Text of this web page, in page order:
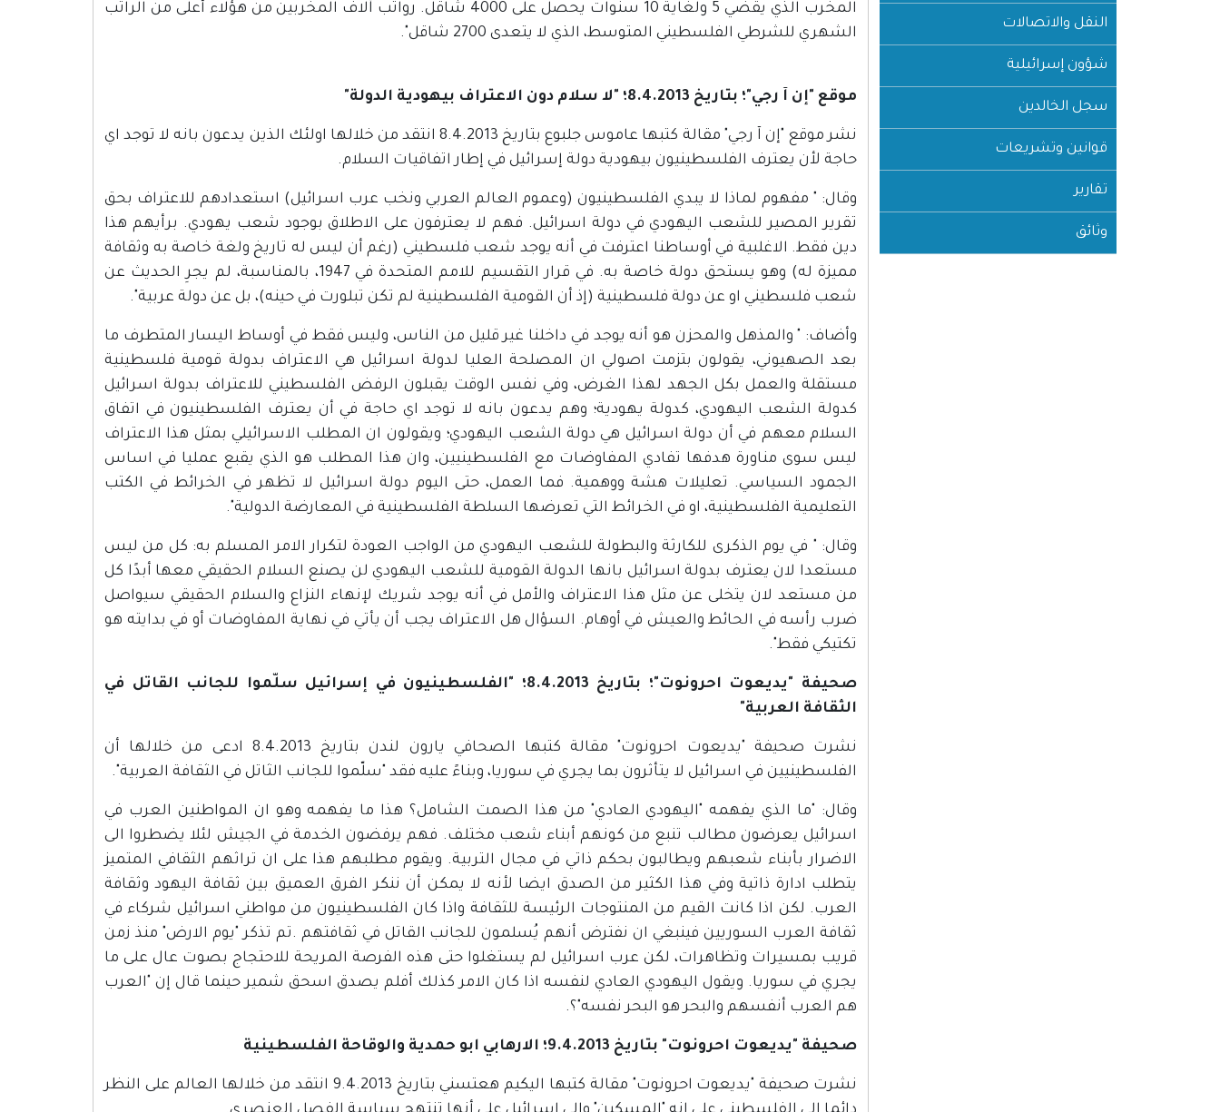
النقل والاتصالات
شؤون إسرائيلية
سجل الخالدين
قوانين وتشريعات
تقارير
وثائق
المخرب الذي يقضي 5 ولغاية 10 سنوات يحصل على 4000 شاقل. رواتب آلاف المخربين من هؤلاء أعلى من الراتب
الشهري للشرطي الفلسطيني المتوسط، الذي لا يتعدى 2700 شاقل".
موقع "إن آ رجي"؛ بتاريخ 8.4.2013؛ "لا سلام دون الاعتراف بيهودية الدولة"
نشر موقع "إن آ رجي" مقالة كتبها عاموس جلبوع بتاريخ 8.4.2013 انتقد من خلالها اولئك الذين يدعون بانه لا توجد اي
حاجة لأن يعترف الفلسطينيون بيهودية دولة إسرائيل في إطار اتفاقيات السلام.
وقال: " مفهوم لماذا لا يبدي الفلسطينيون (وعموم العالم العربي ونخب عرب اسرائيل) استعدادهم للاعتراف بحق
تقرير المصير للشعب اليهودي في دولة اسرائيل. فهم لا يعترفون على الاطلاق بوجود شعب يهودي. برأيهم هذا
دين فقط. الاغلبية في أوساطنا اعترفت في أنه يوجد شعب فلسطيني (رغم أن ليس له تاريخ ولغة خاصة به وثقافة
مميزة له) وهو يستحق دولة خاصة به. في قرار التقسيم للامم المتحدة في 1947، بالمناسبة، لم يجرِ الحديث عن
شعب فلسطيني او عن دولة فلسطينية (إذ أن القومية الفلسطينية لم تكن تبلورت في حينه)، بل عن دولة عربية".
وأضاف: " والمذهل والمحزن هو أنه يوجد في داخلنا غير قليل من الناس، وليس فقط في أوساط اليسار المتطرف ما
بعد الصهيوني، يقولون بتزمت اصولي ان المصلحة العليا لدولة اسرائيل هي الاعتراف بدولة قومية فلسطينية
مستقلة والعمل بكل الجهد لهذا الغرض، وفي نفس الوقت يقبلون الرفض الفلسطيني للاعتراف بدولة اسرائيل
كدولة الشعب اليهودي، كدولة يهودية؛ وهم يدعون بانه لا توجد اي حاجة في أن يعترف الفلسطينيون في اتفاق
السلام معهم في أن دولة اسرائيل هي دولة الشعب اليهودي؛ ويقولون ان المطلب الاسرائيلي بمثل هذا الاعتراف
ليس سوى مناورة هدفها تفادي المفاوضات مع الفلسطينيين، وان هذا المطلب هو الذي يقبع عمليا في اساس
الجمود السياسي. تعليلات هشة ووهمية. فما العمل، حتى اليوم دولة اسرائيل لا تظهر في الخرائط في الكتب
التعليمية الفلسطينية، او في الخرائط التي تعرضها السلطة الفلسطينية في المعارضة الدولية".
وقال: " في يوم الذكرى للكارثة والبطولة للشعب اليهودي من الواجب العودة لتكرار الامر المسلم به: كل من ليس
مستعدا لان يعترف بدولة اسرائيل بانها الدولة القومية للشعب اليهودي لن يصنع السلام الحقيقي معها أبدًا كل
من مستعد لان يتخلى عن مثل هذا الاعتراف والأمل في أنه يوجد شريك لإنهاء النزاع والسلام الحقيقي سيواصل
ضرب رأسه في الحائط والعيش في أوهام. السؤال هل الاعتراف يجب أن يأتي في نهاية المفاوضات أو في بدايته هو
تكتيكي فقط".
صحيفة "يديعوت احرونوت"؛ بتاريخ 8.4.2013؛ "الفلسطينيون في إسرائيل سلّموا للجانب القاتل في
الثقافة العربية"
نشرت صحيفة "يديعوت احرونوت" مقالة كتبها الصحافي يارون لندن بتاريخ 8.4.2013 ادعى من خلالها أن
الفلسطينيين في اسرائيل لا يتأثرون بما يجري في سوريا، وبناءً عليه فقد "سلّموا للجانب الثاتل في الثقافة العربية".
وقال: "ما الذي يفهمه "اليهودي العادي" من هذا الصمت الشامل؟ هذا ما يفهمه وهو ان المواطنين العرب في
اسرائيل يعرضون مطالب تنبع من كونهم أبناء شعب مختلف. فهم يرفضون الخدمة في الجيش لئلا يضطروا الى
الاضرار بأبناء شعبهم ويطالبون بحكم ذاتي في مجال التربية. ويقوم مطلبهم هذا على ان تراثهم الثقافي المتميز
يتطلب ادارة ذاتية وفي هذا الكثير من الصدق ايضا لأنه لا يمكن أن ننكر الفرق العميق بين ثقافة اليهود وثقافة
العرب. لكن اذا كانت القيم من المنتوجات الرئيسة للثقافة واذا كان الفلسطينيون من مواطني اسرائيل شركاء في
ثقافة العرب السوريين فينبغي ان نفترض أنهم يُسلمون للجانب القاتل في ثقافتهم .تم تذكر "يوم الارض" منذ زمن
قريب بمسيرات وتظاهرات، لكن عرب اسرائيل لم يستغلوا حتى هذه الفرصة المريحة للاحتجاج بصوت عال على ما
يجري في سوريا. ويقول اليهودي العادي لنفسه اذا كان الامر كذلك أفلم يصدق اسحق شمير حينما قال إن "العرب
هم العرب أنفسهم والبحر هو البحر نفسه"؟.
صحيفة "يديعوت احرونوت" بتاريخ 9.4.2013؛ الارهابي ابو حمدية والوقاحة الفلسطينية
نشرت صحيفة "يديعوت احرونوت" مقالة كتبها اليكيم هعتسني بتاريخ 9.4.2013 انتقد من خلالها العالم على النظر